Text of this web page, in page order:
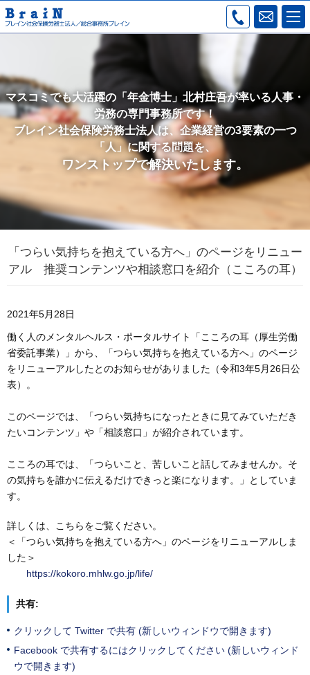
マスコミでも大活躍の「年金博士」北村庄吾が率いる人事・
労務の専門事務所です！
ブレイン社会保険労務士法人は、企業経営の3要素の一つ
「人」に関する問題を、
ワンストップで解決いたします。
「つらい気持ちを抱えている方へ」のページをリニュー
アル 推奨コンテンツや相談窓口を紹介（こころの耳）
2021年5月28日
働く人のメンタルヘルス・ポータルサイト「こころの耳（厚生労働
省委託事業）」から、「つらい気持ちを抱えている方へ」のページ
をリニューアルしたとのお知らせがありました（令和3年5月26日公
表）。
このページでは、「つらい気持ちになったときに見てみていただき
たいコンテンツ」や「相談窓口」が紹介されています。
こころの耳では、「つらいこと、苦しいこと話してみませんか。そ
の気持ちを誰かに伝えるだけできっと楽になります。」としていま
す。
詳しくは、こちらをご覧ください。
＜「つらい気持ちを抱えている方へ」のページをリニューアルしま
した＞
https://kokoro.mhlw.go.jp/life/
共有:
クリックして Twitter で共有 (新しいウィンドウで開きます)
Facebook で共有するにはクリックしてください (新しいウィンド
ウで開きます)